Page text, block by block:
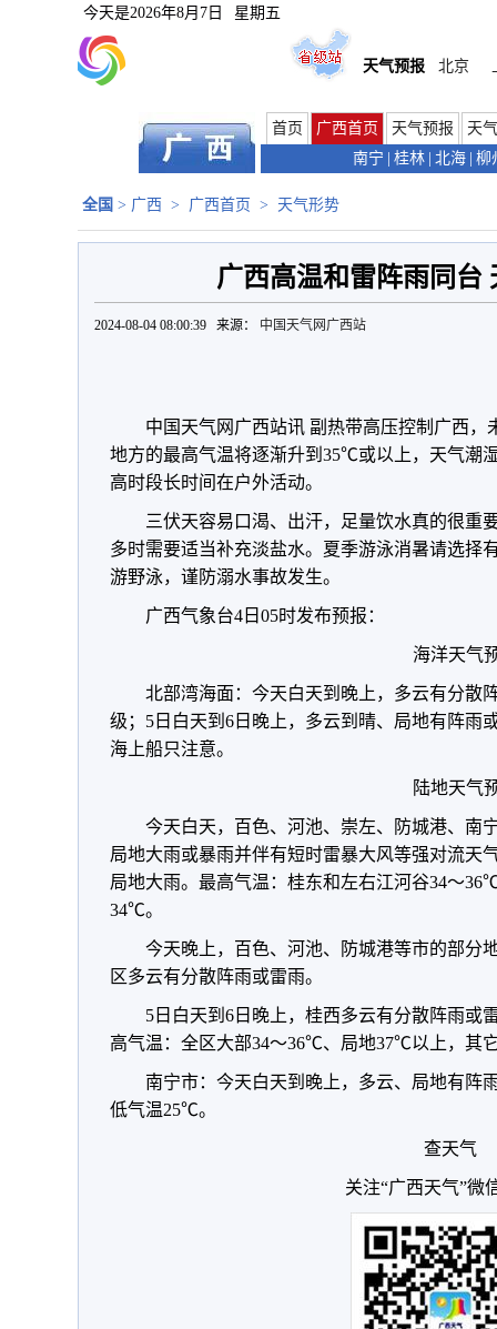
今天是2026年8月7日 星期五
天气预报 北京
首页 广西首页 天气预报
天
南宁
桂林 北海 柳
全国 > 广西 > 广西首页 > 天气形势
广西高温和雷阵雨同台
2024-08-04 08:00:39 来源： 中国天气网广西站
中国天气网广西站讯 副热带高压控制广西
地方的最高气温将逐渐升到35℃或以上，天气潮
高时段长时间在户外活动。
三伏天容易口渴、出汗，足量饮水真的很重
多时需要适当补充淡盐水。夏季游泳消暑请选择
游野泳，谨防溺水事故发生。
广西气象台4日05时发布预报：
海洋天气
北部湾海面：今天白天到晚上，多云有分散
级；5日白天到6日晚上，多云到晴、局地有阵雨
海上船只注意。
陆地天气
今天白天，百色、河池、崇左、防城港、南
局地大雨或暴雨并伴有短时雷暴大风等强对流天
局地大雨。最高气温：桂东和左右江河谷34～
34℃。
今天晚上，百色、河池、防城港等市的部分
区多云有分散阵雨或雷雨。
5日白天到6日晚上，桂西多云有分散阵雨或
高气温：全区大部34～36℃、局地37℃以上，其
南宁市：今天白天到晚上，多云、局地有阵
低气温25℃。
查天气
关注“广西天气”微